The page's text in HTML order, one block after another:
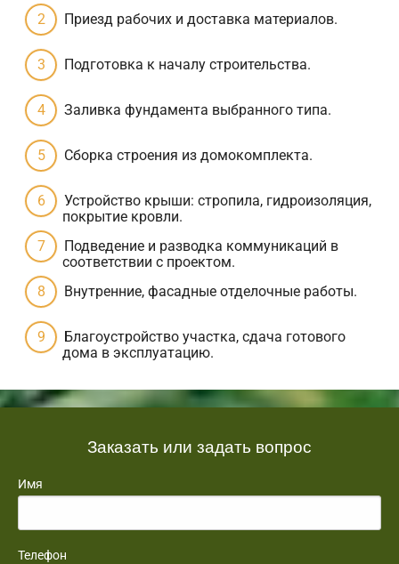
Приезд рабочих и доставка материалов.
Подготовка к началу строительства.
Заливка фундамента выбранного типа.
Сборка строения из домокомплекта.
Устройство крыши: стропила, гидроизоляция,
покрытие кровли.
Подведение и разводка коммуникаций в
соответствии с проектом.
Внутренние, фасадные отделочные работы.
Благоустройство участка, сдача готового
дома в эксплуатацию.
Заказать или задать вопрос
Имя
Телефон